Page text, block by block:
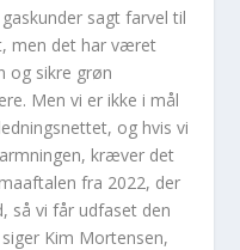
sagt farvel til
men det har været
og sikre grøn
Men vi er ikke i mål
og hvis vi
kræver det
fra 2022, der
så vi får udfaset den
Kim Mortensen,